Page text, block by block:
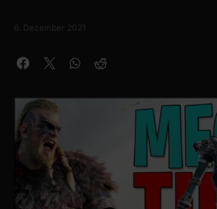
6. Dezember 2021